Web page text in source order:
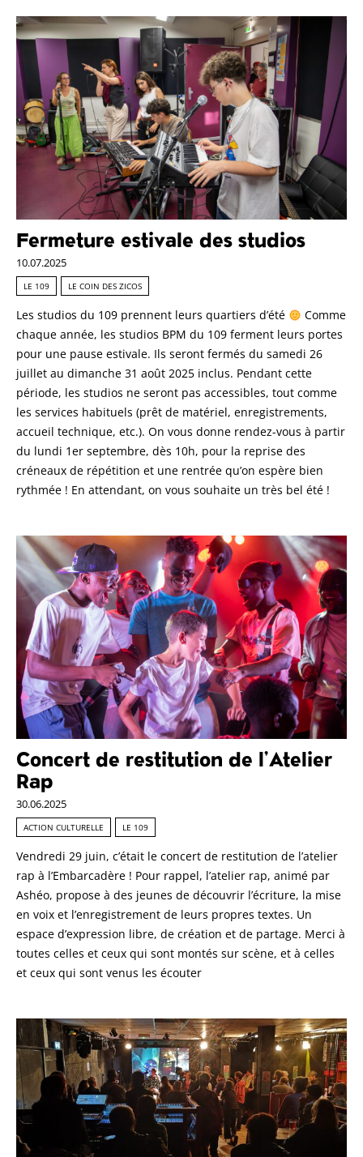
Fermeture estivale des studios
10.07.2025
LE 109 LE COIN DES ZICOS
Les studios du 109 prennent leurs quartiers d’été
Comme
chaque année, les studios BPM du 109 ferment leurs portes
pour une pause estivale. Ils seront fermés du samedi 26
juillet au dimanche 31 août 2025 inclus. Pendant cette
période, les studios ne seront pas accessibles, tout comme
les services habituels (prêt de matériel, enregistrements,
accueil technique, etc.). On vous donne rendez-vous à partir
du lundi 1er septembre, dès 10h, pour la reprise des
créneaux de répétition et une rentrée qu’on espère bien
rythmée ! En attendant, on vous souhaite un très bel été !
Concert de restitution de l’Atelier
Rap
30.06.2025
ACTION CULTURELLE LE 109
Vendredi 29 juin, c’était le concert de restitution de l’atelier
rap à l’Embarcadère ! Pour rappel, l’atelier rap, animé par
Ashéo, propose à des jeunes de découvrir l’écriture, la mise
en voix et l’enregistrement de leurs propres textes. Un
espace d’expression libre, de création et de partage. Merci à
toutes celles et ceux qui sont montés sur scène, et à celles
et ceux qui sont venus les écouter